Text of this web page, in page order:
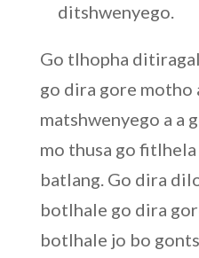
ditshwenyego.
Go tlhopha
go dira gore motho
matshwenyego a a
mo thusa go
batlang. Go dira
botlhale go dira
botlhale jo bo